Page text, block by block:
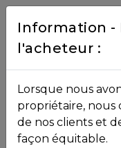
Contact
NOS
PROPRIÉTÉS
Toutes les
, , ,
Information -
l'acheteur :
Lorsque nous
propriétaire, nous
de nos clients et
façon équitable.